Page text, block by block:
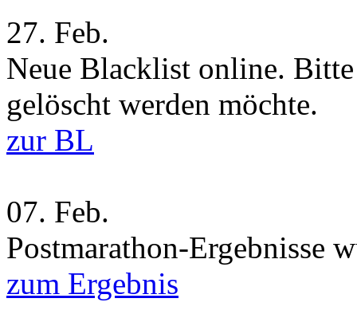
27. Feb.
Neue Blacklist online.
gelöscht werden möchte.
zur BL
07. Feb.
Postmarathon-Ergebnisse
zum Ergebnis